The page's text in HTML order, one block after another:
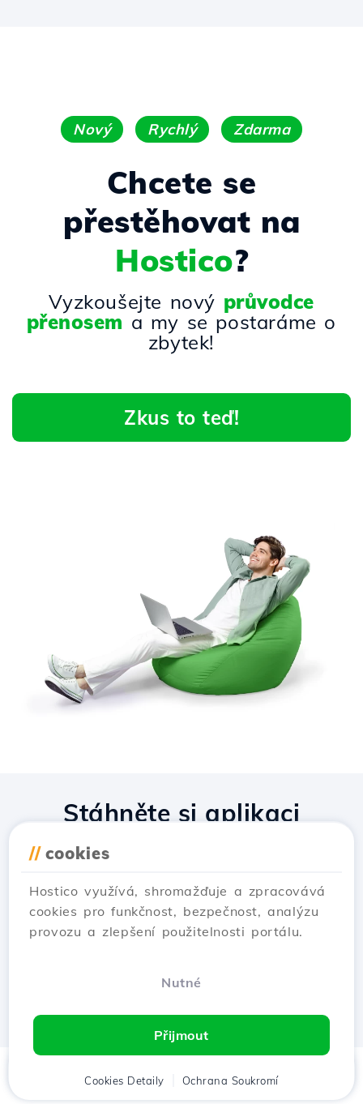
Nový Rychlý Zdarma
Chcete se
přestěhovat na
Hostico?
Vyzkoušejte nový průvodce
přenosem a my se postaráme o
zbytek!
Zkus to teď!
// cookies
Hostico využívá, shromažďuje a zpracovává
cookies pro funkčnost, bezpečnost, analýzu
provozu a zlepšení použitelnosti portálu.
Nutné
Přijmout
Cookies Detaily Ochrana Soukromí
Klient Košík Chat
Stáhněte si aplikaci